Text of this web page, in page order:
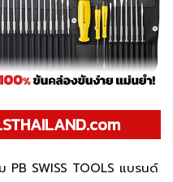
PB SWISS TOOLS แบรนด์